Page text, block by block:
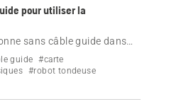
pour utiliser la
sans câble guide dans
Automower® avec
mais elle n'est pas aussi
guide
#carte
#robot tondeuse